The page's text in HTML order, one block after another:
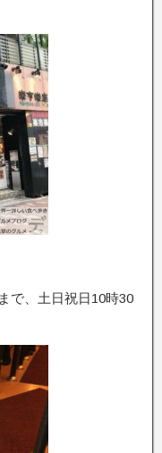
で、土日祝日10時30